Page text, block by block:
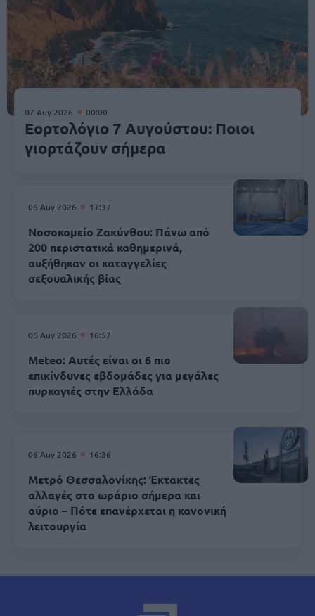
07 Αυγ 2026 00:00
Εορτολόγιο 7 Αυγούστου: Ποιοι
γιορτάζουν σήμερα
06 Αυγ 2026 17:37
Νοσοκομείο Ζακύνθου: Πάνω από
200 περιστατικά καθημερινά,
αυξήθηκαν οι καταγγελίες
σεξουαλικής βίας
06 Αυγ 2026 16:57
Meteo: Αυτές είναι οι 6 πιο
επικίνδυνες εβδομάδες για μεγάλες
πυρκαγιές στην Ελλάδα
06 Αυγ 2026 16:36
Μετρό Θεσσαλονίκης: Έκτακτες
αλλαγές στο ωράριο σήμερα και
αύριο – Πότε επανέρχεται η κανονική
λειτουργία